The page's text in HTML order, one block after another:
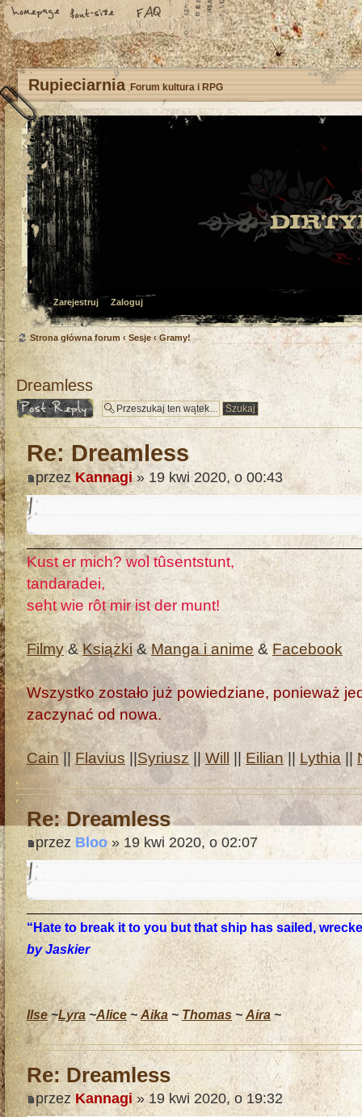
Rupieciarnia Forum kultura i RPG
Zarejestruj Zaloguj
Strona główna forum ‹ Sesje ‹ Gramy!
Dreamless
Odpowiedz
Re: Dreamless
przezKannagi» 19 kwi 2020, o 00:43
Kust er mich? wol tûsentstunt,
tandaradei,
seht wie rôt mir ist der munt!
Filmy&Książki&Manga i anime &Facebook
Wszystko zostało już powiedziane, ponieważ
zaczynać od nowa.
Cain|| Flavius ||Syriusz || Will || Eilian || Lythia ||
Re: Dreamless
przez Bloo» 19 kwi 2020, o 02:07
“Hate to break it to you but that ship has sailed,
by Jaskier
Ilse~Lyra ~Alice~Aika ~ Thomas~ Aira ~
Re: Dreamless
przezKannagi » 19 kwi 2020, o 19:32